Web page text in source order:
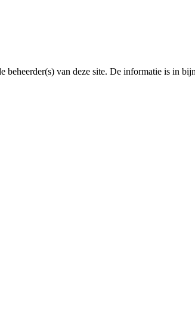
van deze site. De informatie is in